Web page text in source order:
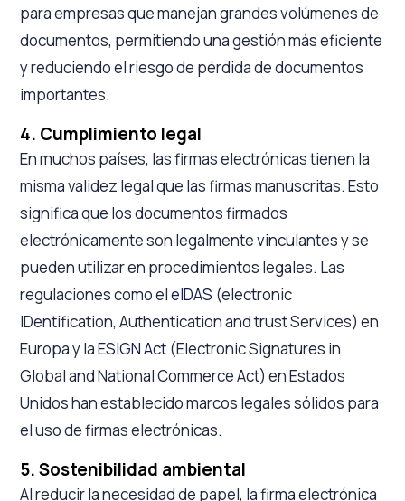
para empresas que manejan grandes volúmenes de
documentos, permitiendo una gestión más eficiente
y reduciendo el riesgo de pérdida de documentos
importantes.
4. Cumplimiento legal
En muchos países, las firmas electrónicas tienen la
misma validez legal que las firmas manuscritas. Esto
significa que los documentos firmados
electrónicamente son legalmente vinculantes y se
pueden utilizar en procedimientos legales. Las
regulaciones como eleIDAS (electronic
IDentification, Authentication and trust Services) en
Europa y laESIGN Act (Electronic Signatures in
Global and National Commerce Act) en Estados
Unidos han establecido marcos legales sólidos para
el uso de firmas electrónicas.
5. Sostenibilidad ambiental
Al reducir la necesidad de papel, la firma electrónica